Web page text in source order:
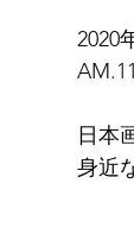
2020
日本
身近